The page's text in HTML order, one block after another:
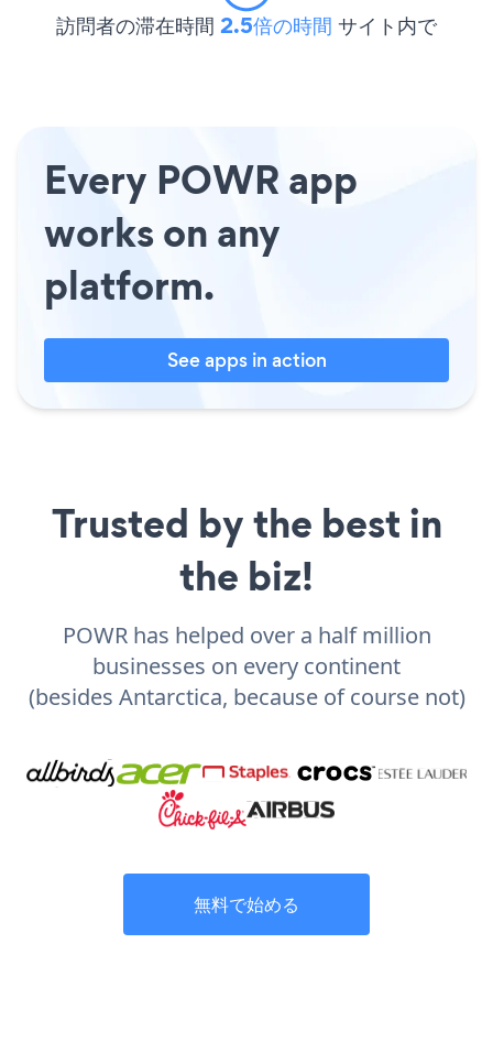
訪問者の滞在時間 2.5倍の時間 サイト内で
Every POWR app
works on any
platform.
See apps in action
Trusted by the best in
the biz!
POWR has helped over a half million
businesses on every continent
(besides Antarctica, because of course not)
無料で始める